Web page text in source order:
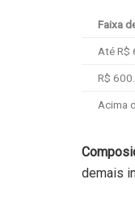
Faixa
Até R$
R$
Acima
demais